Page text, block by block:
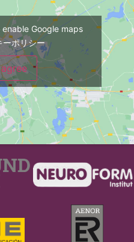
Google maps
ーポリシー